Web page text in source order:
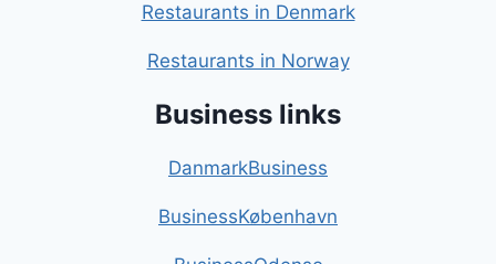
Restaurants in Denmark
Restaurants in Norway
Business links
DanmarkBusiness
BusinessKøbenhavn